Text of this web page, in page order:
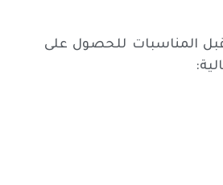
المناسبات للحصول على